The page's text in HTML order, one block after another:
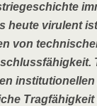
heute virulent
von